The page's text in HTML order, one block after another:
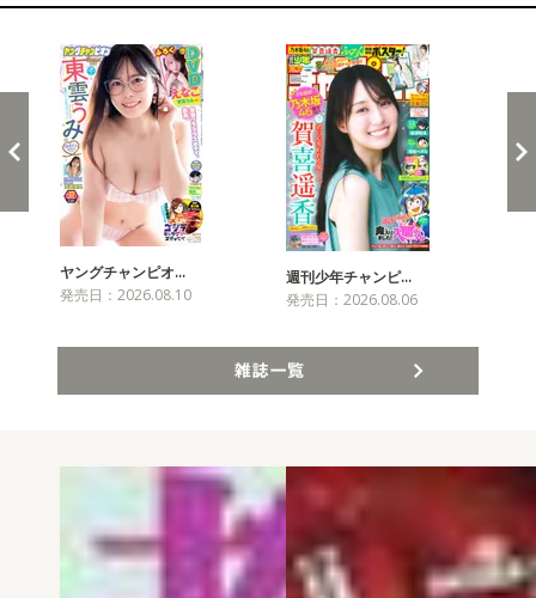
ヤングチャンピオ…
発売日：2026.08.10
週刊少年チャンピ…
発売日：2026.08.06